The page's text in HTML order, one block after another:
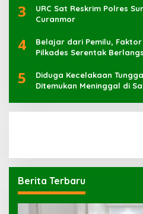
3
URC Sat Reskrim Polres
4
Belajar dari Pemilu,
Pilkades Serentak
5
Diduga Kecelakaan
Ditemukan Meninggal di
Berita Terbaru